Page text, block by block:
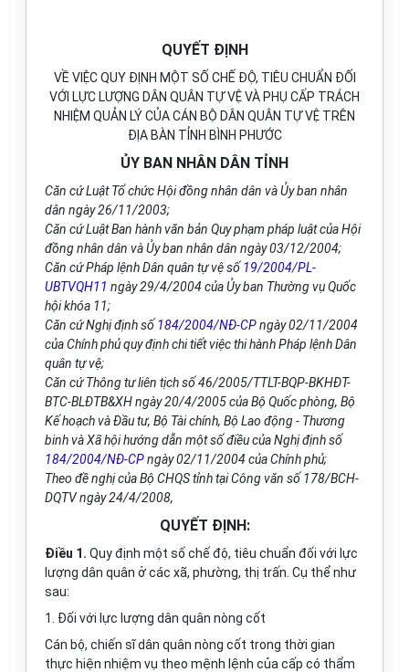
QUYẾT ĐỊNH
VỀ VIỆC QUY ĐỊNH MỘT SỐ CHẾ ĐỘ, TIÊU CHUẨN ĐỐI
VỚI LỰC LƯỢNG DÂN QUÂN TỰ VỆ VÀ PHỤ CẤP TRÁCH
NHIỆM QUẢN LÝ CỦA CÁN BỘ DÂN QUÂN TỰ VỆ TRÊN
ĐỊA BÀN TỈNH BÌNH PHƯỚC
ỦY BAN NHÂN DÂN TỈNH
Căn cứ Luật Tổ chức Hội đồng nhân dân và Ủy ban nhân
dân ngày 26/11/2003;
Căn cứ Luật Ban hành văn bản Quy phạm pháp luật của Hội
đồng nhân dân và Ủy ban nhân dân ngày 03/12/2004;
Căn cứ Pháp lệnh Dân quân tự vệ số 19/2004/PL-
UBTVQH11 ngày 29/4/2004 của Ủy ban Thường vụ Quốc
hội khóa 11;
Căn cứ Nghị định số 184/2004/NĐ-CPngày 02/11/2004
của Chính phủ quy định chi tiết việc thi hành Pháp lệnh Dân
quân tự vệ;
Căn cứ Thông tư liên tịch số 46/2005/TTLT-BQP-BKHĐT-
BTC-BLĐTB&XH ngày 20/4/2005 của Bộ Quốc phòng, Bộ
Kế hoạch và Đầu tư, Bộ Tài chính, Bộ Lao động - Thương
binh và Xã hội hướng dẫn một số điều của Nghị định số
184/2004/NĐ-CPngày 02/11/2004 của Chính phủ;
Theo đề nghị của Bộ CHQS tỉnh tại Công văn số 178/BCH-
DQTV ngày 24/4/2008,
QUYẾT ĐỊNH:
Điều 1. Quy định một số chế độ, tiêu chuẩn đối với lực
lượng dân quân ở các xã, phường, thị trấn. Cụ thể như
sau:
1. Đối với lực lượng dân quân nòng cốt
Cán bộ, chiến sĩ dân quân nòng cốt trong thời gian
thực hiện nhiệm vụ theo mệnh lệnh của cấp có thẩm